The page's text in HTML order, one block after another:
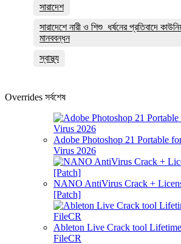
সারাদেশ
সারাদেশে নারী ও শিশু ধর্ষনের প্রতিবাদে
মানববন্ধন
স্বাস্থ্য
Overrides সর্বশেষ
Adobe Photoshop 21 Portable
Virus 2026
NANO AntiVirus Crack +
[Patch]
Ableton Live Crack tool
FileCR